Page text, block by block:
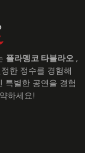
플라멩코 타블라오 ,
한 정수를 경험해
특별한 공연을 경험
하세요!